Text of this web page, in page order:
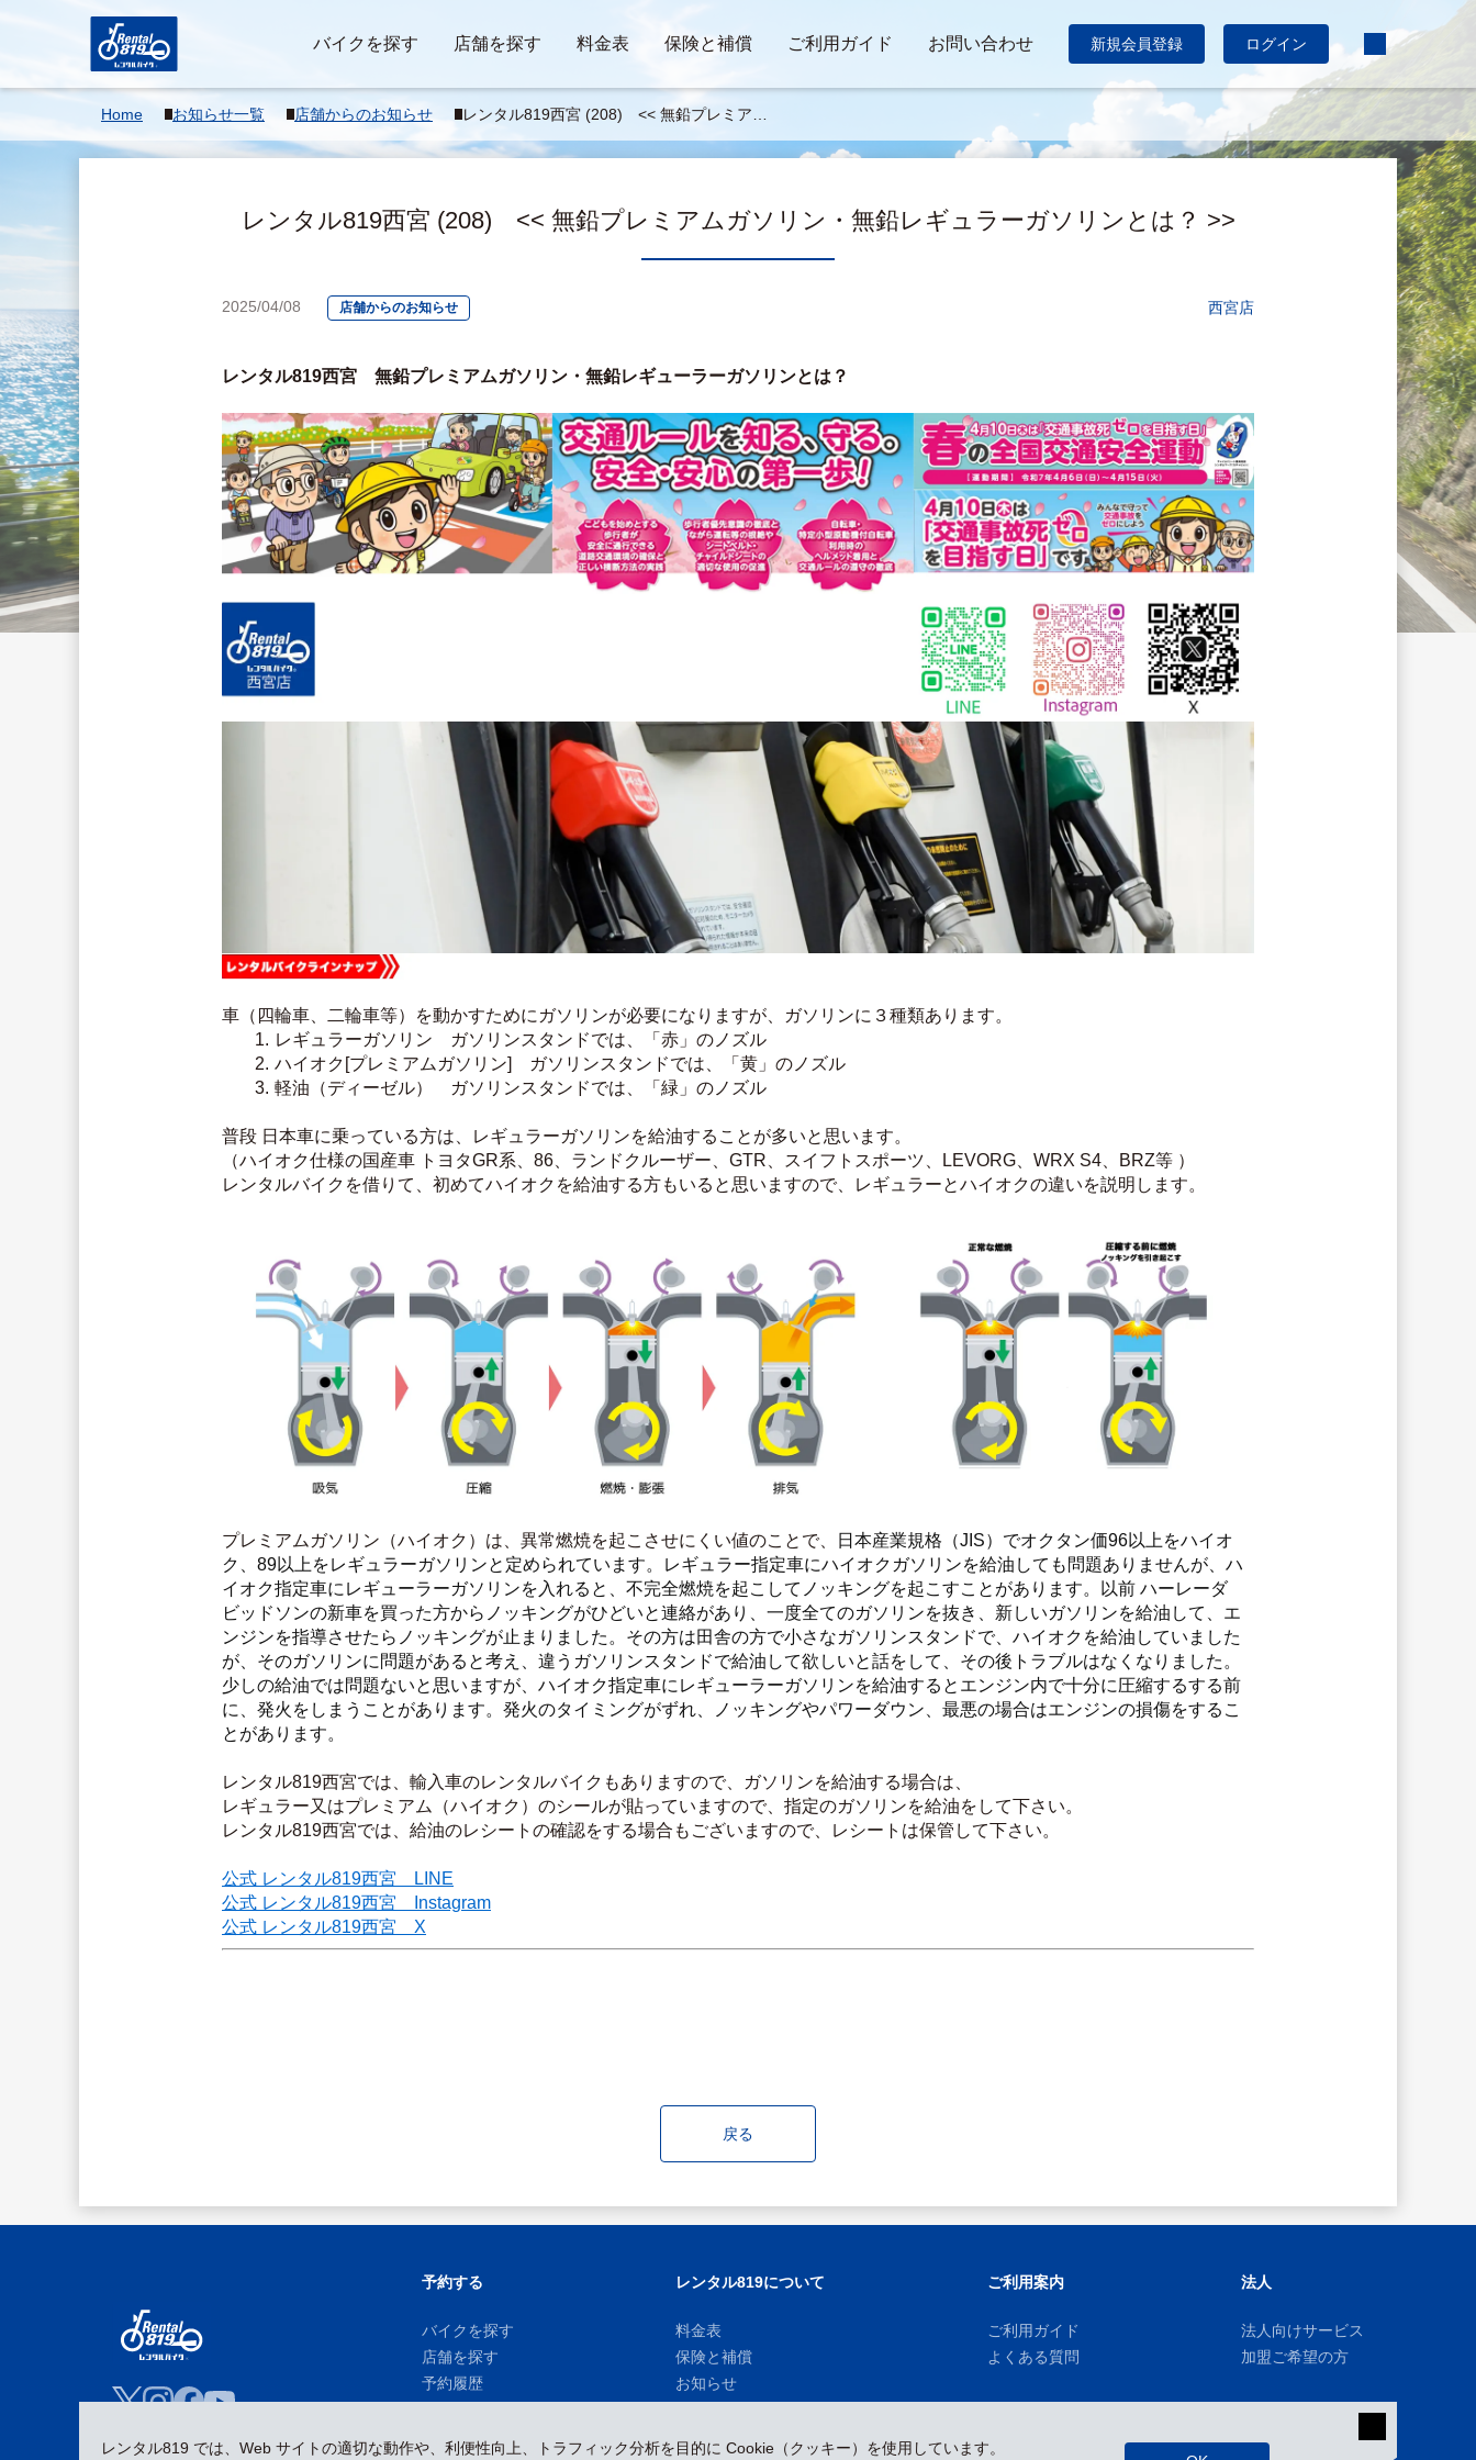
バイクを探す 店舗を探す 料金表 保険と補償 ご利用ガイド お問い合わせ 新規会員登録 ログイン
Home お知らせ一覧 店舗からのお知らせ
レンタル819西宮 (208) << 無鉛プレミアム
ガソリン・無鉛レギュラーガソリンとは？ >
レンタル819西宮 (208) << 無鉛プレミアムガソリン・無鉛レギュラーガソリンとは？ >>
2025/04/08 店舗からのお知らせ 西宮店
レンタル819西宮　無鉛プレミアムガソリン・無鉛レギューラーガソリンとは？
車（四輪車、二輪車等）を動かすためにガソリンが必要になりますが、ガソリンに３種類あります。
レギュラーガソリン　ガソリンスタンドでは、「赤」のノズル
ハイオク[プレミアムガソリン]　ガソリンスタンドでは、「黄」のノズル
軽油（ディーゼル）　ガソリンスタンドでは、「緑」のノズル
普段 日本車に乗っている方は、レギュラーガソリンを給油することが多いと思います。
（ハイオク仕様の国産車 トヨタGR系、86、ランドクルーザー、GTR、スイフトスポーツ、LEVORG、WRX S4、BRZ等 ）
レンタルバイクを借りて、初めてハイオクを給油する方もいると思いますので、レギュラーとハイオクの違いを説明します。
プレミアムガソリン（ハイオク）は、異常燃焼を起こさせにくい値のことで、
日本産業規格（JIS）でオクタン価96以上をハイオ
ク、89以上をレギュラーガソリンと定められています。レギュラー指定車にハイオクガソリンを給油しても問題ありませんが、ハ
イオク指定車にレギューラーガソリンを入れると、不完全燃焼を起こしてノッキングを起こすことがあります。以前 ハーレーダ
ビッドソンの新車を買った方からノッキングがひどいと連絡があり、一度全てのガソリンを抜き、新しいガソリンを給油して、エ
ンジンを指導させたらノッキングが止まりました。その方は田舎の方で小さなガソリンスタンドで、ハイオクを給油していました
が、そのガソリンに問題があると考え、違うガソリンスタンドで給油して欲しいと話をして、その後トラブルはなくなりました。
少しの給油では問題ないと思いますが、ハイオク指定車にレギューラーガソリンを給油するとエンジン内で十分に圧縮するする前
に、発火をしまうことがあります。発火のタイミングがずれ、ノッキングやパワーダウン、最悪の場合はエンジンの損傷をするこ
とがあります。
レンタル819西宮では、輸入車のレンタルバイクもありますので、ガソリンを給油する場合は、
レギュラー又はプレミアム（ハイオク）のシールが貼っていますので、指定のガソリンを給油をして下さい。
レンタル819西宮では、給油のレシートの確認をする場合もございますので、レシートは保管して下さい。
公式 レンタル819西宮　LINE
公式 レンタル819西宮　Instagram
公式 レンタル819西宮　X
戻る
レンタル819 では、Web サイトの適切な動作や、利便性向上、トラフィック分析を目的に Cookie（クッキー）を使用しています。
予約する
バイクを探す
店舗を探す
予約履歴
レンタル819について
料金表
保険と補償
お知らせ
ご利用案内
ご利用ガイド
よくある質問
法人
法人向けサービス
加盟ご希望の方